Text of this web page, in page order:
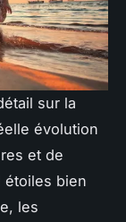
sur la
évolution
et de
étoiles bien
les